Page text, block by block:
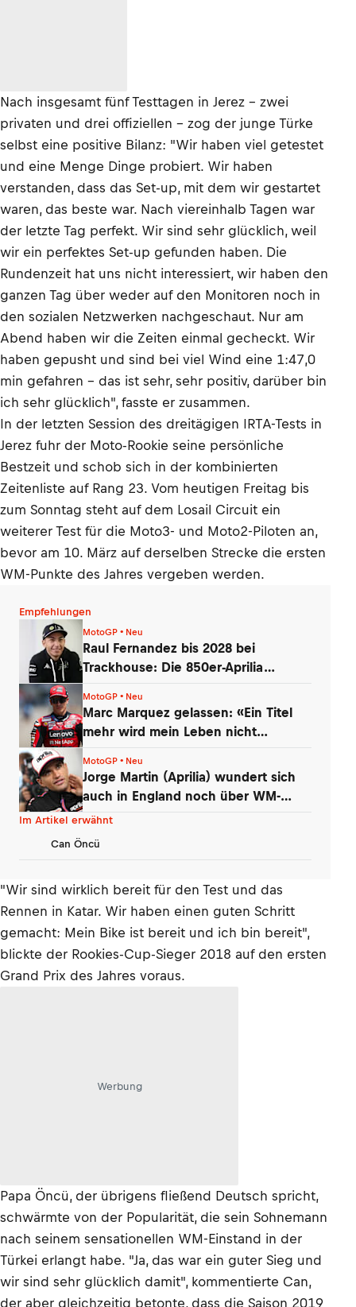
Nach insgesamt fünf Testtagen in Jerez – zwei
privaten und drei offiziellen – zog der junge Türke
selbst eine positive Bilanz: "Wir haben viel getestet
und eine Menge Dinge probiert. Wir haben
verstanden, dass das Set-up, mit dem wir gestartet
waren, das beste war. Nach viereinhalb Tagen war
der letzte Tag perfekt. Wir sind sehr glücklich, weil
wir ein perfektes Set-up gefunden haben. Die
Rundenzeit hat uns nicht interessiert, wir haben den
ganzen Tag über weder auf den Monitoren noch in
den sozialen Netzwerken nachgeschaut. Nur am
Abend haben wir die Zeiten einmal gecheckt. Wir
haben gepusht und sind bei viel Wind eine 1:47,0
min gefahren – das ist sehr, sehr positiv, darüber bin
ich sehr glücklich", fasste er zusammen.
In der letzten Session des dreitägigen IRTA-Tests in
Jerez fuhr der Moto-Rookie seine persönliche
Bestzeit und schob sich in der kombinierten
Zeitenliste auf Rang 23. Vom heutigen Freitag bis
zum Sonntag steht auf dem Losail Circuit ein
weiterer Test für die Moto3- und Moto2-Piloten an,
bevor am 10. März auf derselben Strecke die ersten
WM-Punkte des Jahres vergeben werden.
Empfehlungen
MotoGP • Neu
Raul Fernandez bis 2028 bei
Trackhouse: Die 850er-Aprilia
MotoGP • Neu
Marc Marquez gelassen: «Ein Titel
mehr wird mein Leben nicht
MotoGP • Neu
Jorge Martin (Aprilia) wundert sich
auch in England noch über WM-
Führung
Im Artikel erwähnt
Can Öncü
"Wir sind wirklich bereit für den Test und das
Rennen in Katar. Wir haben einen guten Schritt
gemacht: Mein Bike ist bereit und ich bin bereit",
blickte der Rookies-Cup-Sieger 2018 auf den ersten
Grand Prix des Jahres voraus.
Werbung
Papa Öncü, der übrigens fließend Deutsch spricht,
schwärmte von der Popularität, die sein Sohnemann
nach seinem sensationellen WM-Einstand in der
Türkei erlangt habe. "Ja, das war ein guter Sieg und
wir sind sehr glücklich damit", kommentierte Can,
der aber gleichzeitig betonte, dass die Saison 2019